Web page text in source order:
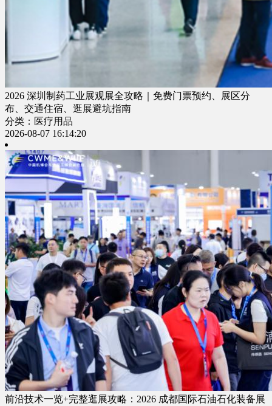
2026 深圳制药工业展观展全攻略｜免费门票预约、展区分
布、交通住宿、逛展避坑指南
分类：医疗用品
2026-08-07 16:14:20
前沿技术一览+完整逛展攻略：2026 成都国际石油石化装备展